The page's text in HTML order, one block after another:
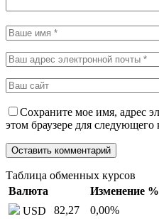
Сохраните мое имя, адрес
этом браузере для следующего
Таблица обменных курсов
Валюта
Изменение %
USD
82,27 0,00%